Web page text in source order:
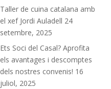
Taller de cuina catalana amb
el xef Jordi Auladell 24
setembre, 2025
Ets Soci del Casal? Aprofita
els avantages i descomptes
dels nostres convenis! 16
juliol, 2025